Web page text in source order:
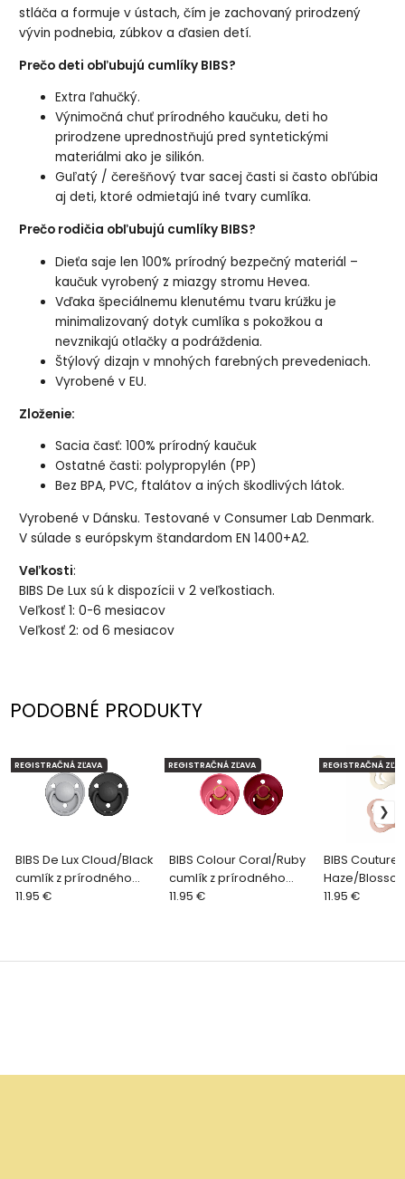
stláča a formuje v ústach, čím je zachovaný prirodzený
vývin podnebia, zúbkov a ďasien detí.
Prečo deti obľubujú cumlíky BIBS?
Extra ľahučký.
Výnimočná chuť prírodného kaučuku, deti ho
prirodzene uprednostňujú pred syntetickými
materiálmi ako je silikón.
Guľatý / čerešňový tvar sacej časti si často obľúbia
aj deti, ktoré odmietajú iné tvary cumlíka.
Prečo rodičia obľubujú cumlíky BIBS?
Dieťa saje len 100% prírodný bezpečný materiál –
kaučuk vyrobený z miazgy stromu Hevea.
Vďaka špeciálnemu klenutému tvaru krúžku je
minimalizovaný dotyk cumlíka s pokožkou a
nevznikajú otlačky a podráždenia.
Štýlový dizajn v mnohých farebných prevedeniach.
Vyrobené v EU.
Zloženie:
Sacia časť: 100% prírodný kaučuk
Ostatné časti: polypropylén (PP)
Bez BPA, PVC, ftalátov a iných škodlivých látok.
Vyrobené v Dánsku. Testované v Consumer Lab Denmark.
V súlade s európskym štandardom EN 1400+A2.
Veľkosti:
BIBS De Lux sú k dispozícii v 2 veľkostiach.
Veľkosť 1: 0-6 mesiacov
Veľkosť 2: od 6 mesiacov
PODOBNÉ PRODUKTY
BIBS De Lux Cloud/Black
cumlík z prírodného
kaučuku 2ks, veľkosť 1
REGISTRAČNÁ ZĽAVA
11.95 €
BIBS Colour Coral/Ruby
cumlík z prírodného
kaučuku 2ks, veľkosť 2
REGISTRAČNÁ ZĽAVA
11.95 €
BIBS Couture
Haze/
cumlík z
REGISTRAČNÁ
11.95 €